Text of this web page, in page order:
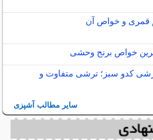
قمری و خواص آن
خواص برنج وحشی
کدو سبز؛ ترشی متفاوت و
سایر مطالب آشپزی